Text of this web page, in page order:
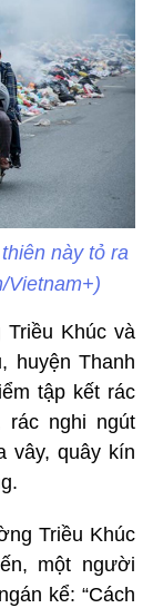
này tỏ ra
Vietnam+)
Khúc và
huyện Thanh
tập kết rác
rác nghi ngút
vây, quây kín
Triều Khúc
một người
kể: “Cách